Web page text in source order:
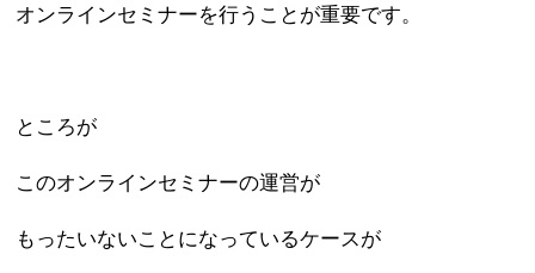
オンラインセミナーを行うことが重要です。
ところが
このオンラインセミナーの運営が
もったいないことになっているケースが